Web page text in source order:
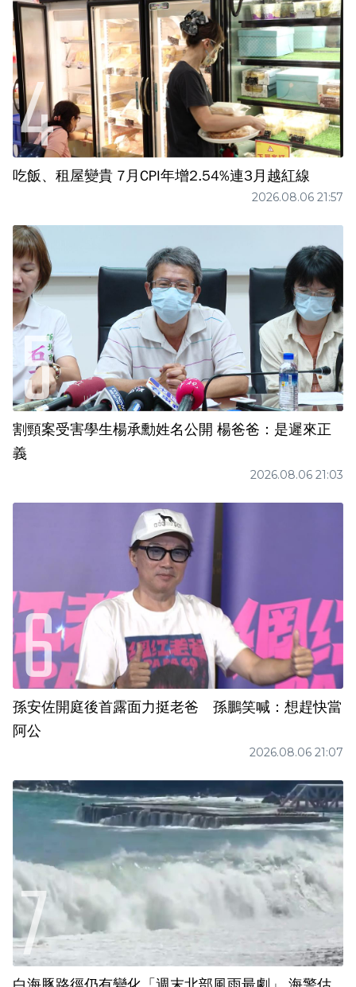
吃飯、租屋變貴 7月CPI年增2.54%連3月越紅線
2026.08.06 21:57
割頸案受害學生楊承勳姓名公開 楊爸爸：是遲來正
義
2026.08.06 21:03
孫安佐開庭後首露面力挺老爸 孫鵬笑喊：想趕快當
阿公
2026.08.06 21:07